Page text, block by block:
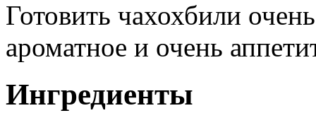
Готовить чахохбили
ароматное и очень
Ингредиенты